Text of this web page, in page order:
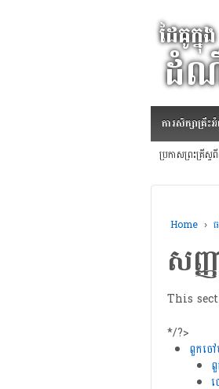
ការសិក្សាគ្
ប្រកាសព្រះគ្រី
Home ›
សញ្
This
*/?>
ពួកចៅ